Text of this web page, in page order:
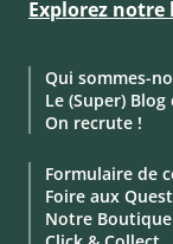
Explorez
Qui sommes-
Le (Super) Blog
On recrute !
Formulaire de
Foire aux
Notre Boutique